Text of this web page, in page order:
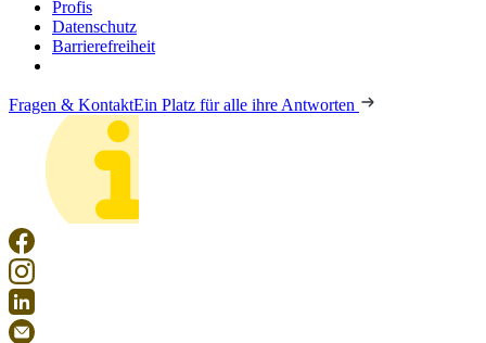
Profis
Datenschutz
Barrierefreiheit
Fragen & KontaktEin Platz für alle ihre Antworten